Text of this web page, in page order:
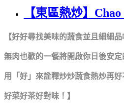
【東區熱炒】
【好好尋找美味的蔬食並且細細品
無肉也歡的一餐將開啟你日後安
用「好」來詮釋炒炒蔬食熱炒再好
好菜好茶好對味！】